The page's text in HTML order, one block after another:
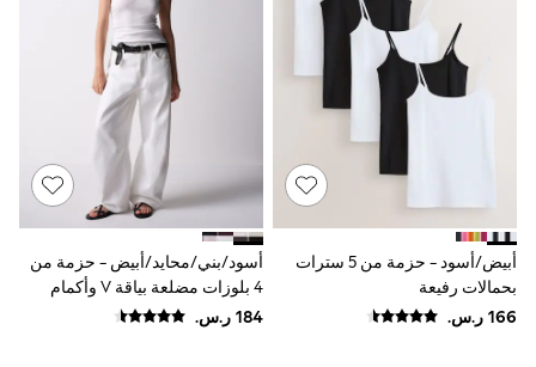
Sun Hats & Caps
Resort Styles
Boys' Holiday Shop
Boys' Travel Styles
Sunset Styles
Occasionwear
Sets & Outfits
Linen Collection
Tops & T-Shirts
Swimwear
Shorts
Sandals & Clogs
أبيض/أسود - حزمة من 5 سترات
بحمالات رفيعة
أسود/بني/محايد/أبيض - حزمة من
4 بلوزات مضلعة بياقة V وأكمام
فوق الكتف وتشذيب دانتيل